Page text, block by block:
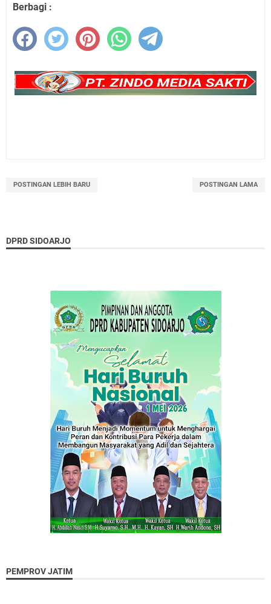
Berbagi :
POSTINGAN LEBIH BARU POSTINGAN LAMA
DPRD SIDOARJO
PEMPROV JATIM